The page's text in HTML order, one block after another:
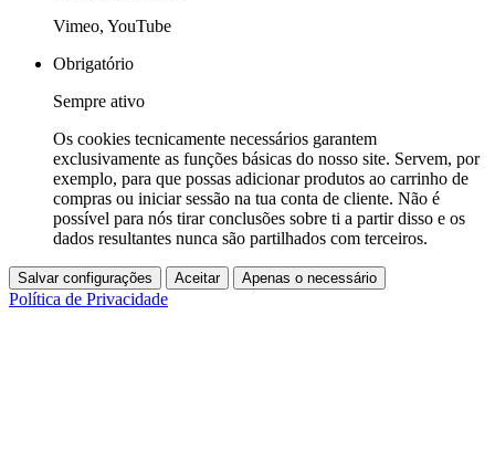
Vimeo, YouTube
Obrigatório
Sempre ativo
Os cookies tecnicamente necessários garantem
exclusivamente as funções básicas do nosso site. Servem, por
exemplo, para que possas adicionar produtos ao carrinho de
compras ou iniciar sessão na tua conta de cliente. Não é
possível para nós tirar conclusões sobre ti a partir disso e os
dados resultantes nunca são partilhados com terceiros.
Salvar configurações Aceitar Apenas o necessário
Política de Privacidade